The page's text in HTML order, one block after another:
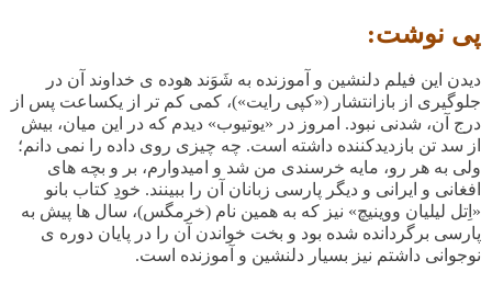
پی نوشت:
دیدن این فیلم دلنشین و آموزنده به شَوَند هوده ی خداوند آن در
جلوگیری از بازانتشار («کپی رایت»)، کمی کم تر از یکساعت پس از
درج آن، شدنی نبود. امروز در «یوتیوب» دیدم که در این میان، بیش
از سد تن بازدیدکننده داشته است. چه چیزی روی داده را نمی دانم؛
ولی به هر رو، مایه خرسندی من شد و امیدوارم، بر و بچه های
افغانی و ایرانی و دیگر پارسی زبانان آن را ببینند. خودِ کتاب بانو
«اِتل لیلیان ووینیچ» نیز که به همین نام (خرمگس)، سال ها پیش به
پارسی برگردانده شده بود و بخت خواندن آن را در پایان دوره ی
نوجوانی داشتم نیز بسیار دلنشین و آموزنده است.